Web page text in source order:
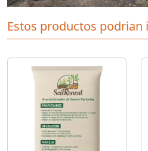
Estos productos podrian